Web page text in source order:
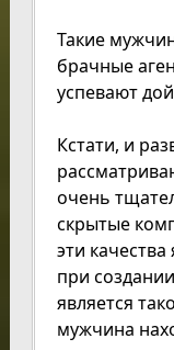
Такие
брачные
успевают
Кстати, и
очень
скрытые
эти
при
является
мужчина